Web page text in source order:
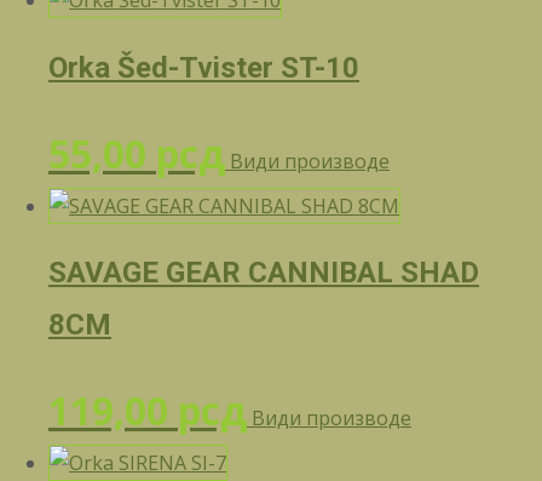
Orka Šed-Tvister ST-10
55,00 рсд Види производе
SAVAGE GEAR CANNIBAL SHAD
8CM
119,00 рсд Види производе